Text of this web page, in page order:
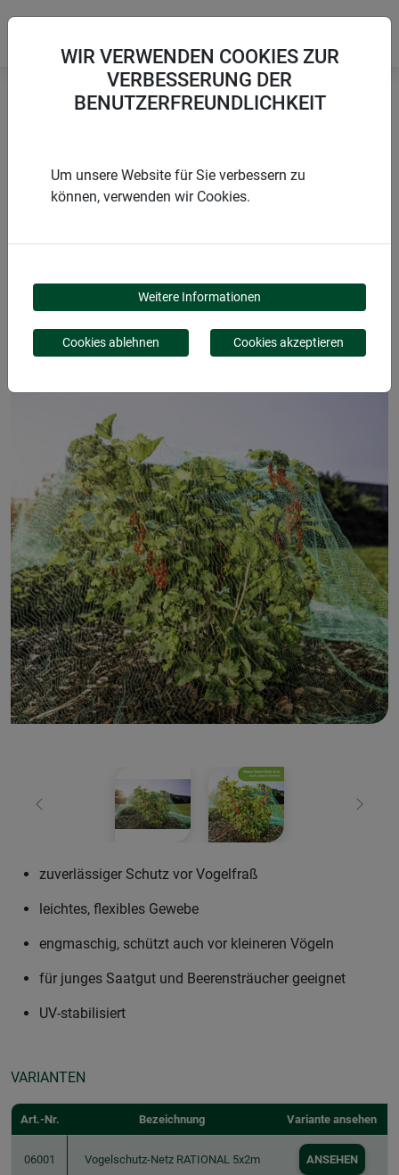
VOGELSCHUTZNETZ
RATIONAL
Zurück Weiter
zuverlässiger Schutz vor Vogelfraß
leichtes, flexibles Gewebe
engmaschig, schützt auch vor kleineren Vögeln
für junges Saatgut und Beerensträucher geeignet
UV-stabilisiert
VARIANTEN
Art.-Nr. Bezeichnung Variante ansehen
06001 Vogelschutz-Netz RATIONAL 5x2m ANSEHEN
WIR VERWENDEN COOKIES ZUR
VERBESSERUNG DER
BENUTZERFREUNDLICHKEIT
Um unsere Website für Sie verbessern zu
können, verwenden wir Cookies.
Weitere Informationen
Cookies ablehnen Cookies akzeptieren